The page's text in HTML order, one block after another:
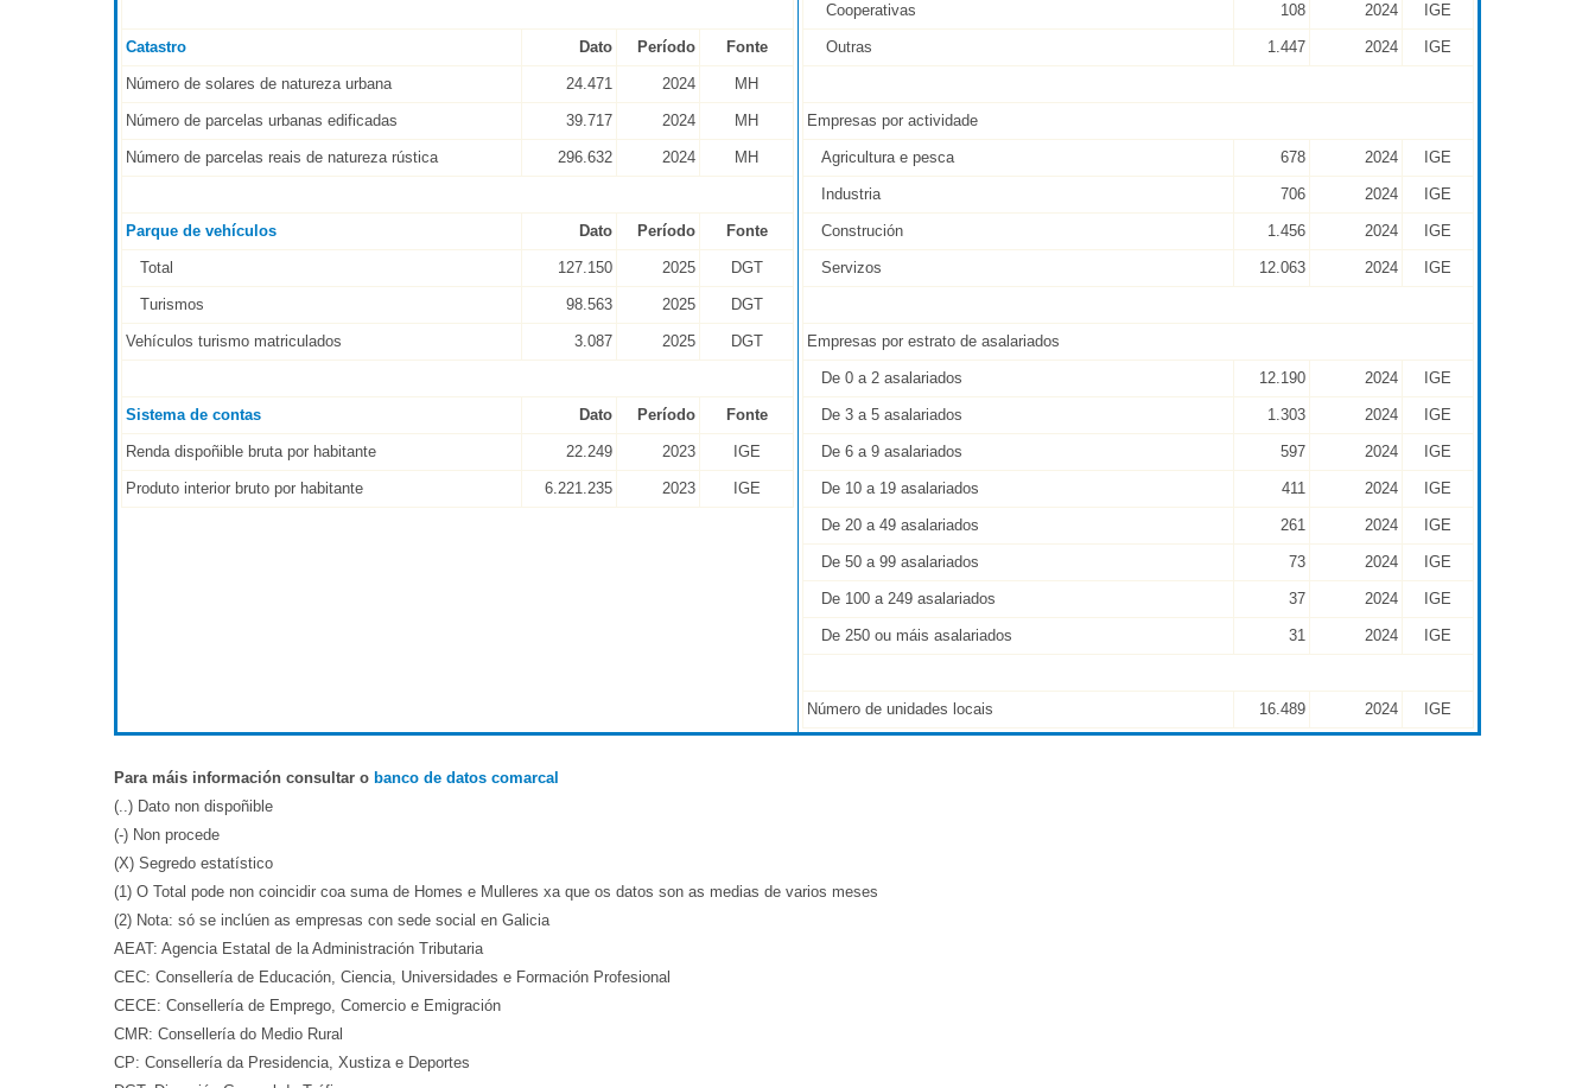
Catastro Dato Período Fonte
Número de solares de natureza urbana 24.471 2024 MH
Número de parcelas urbanas edificadas 39.717 2024 MH
Número de parcelas reais de natureza rústica 296.632 2024 MH
Parque de vehículos Dato Período Fonte
Total 127.150 2025 DGT
Turismos 98.563 2025 DGT
Vehículos turismo matriculados 3.087 2025 DGT
Sistema de contas Dato Período Fonte
Renda dispoñible bruta por habitante 22.249 2023 IGE
Produto interior bruto por habitante 6.221.235 2023 IGE
Cooperativas 108 2024 IGE
Outras 1.447 2024 IGE
Empresas por actividade
Agricultura e pesca 678 2024 IGE
Industria 706 2024 IGE
Construción 1.456 2024 IGE
Servizos 12.063 2024 IGE
Empresas por estrato de asalariados
De 0 a 2 asalariados 12.190 2024 IGE
De 3 a 5 asalariados 1.303 2024 IGE
De 6 a 9 asalariados 597 2024 IGE
De 10 a 19 asalariados 411 2024 IGE
De 20 a 49 asalariados 261 2024 IGE
De 50 a 99 asalariados 73 2024 IGE
De 100 a 249 asalariados 37 2024 IGE
De 250 ou máis asalariados 31 2024 IGE
Número de unidades locais 16.489 2024 IGE
Para máis información consultar o banco de datos comarcal
(..) Dato non dispoñible
(-) Non procede
(X) Segredo estatístico
(1) O Total pode non coincidir coa suma de Homes e Mulleres xa que os datos son as medias de varios meses
(2) Nota: só se inclúen as empresas con sede social en Galicia
AEAT: Agencia Estatal de la Administración Tributaria
CEC: Consellería de Educación, Ciencia, Universidades e Formación Profesional
CECE: Consellería de Emprego, Comercio e Emigración
CMR: Consellería do Medio Rural
CP: Consellería da Presidencia, Xustiza e Deportes